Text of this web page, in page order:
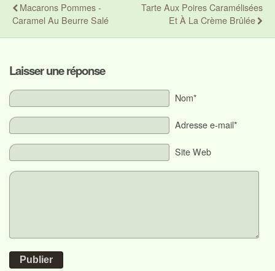
Macarons Pommes -
Caramel Au Beurre Salé
Tarte Aux Poires Caramélisées
Et À La Crème Brûlée
Laisser une réponse
Nom*
Adresse e-mail*
Site Web
Publier